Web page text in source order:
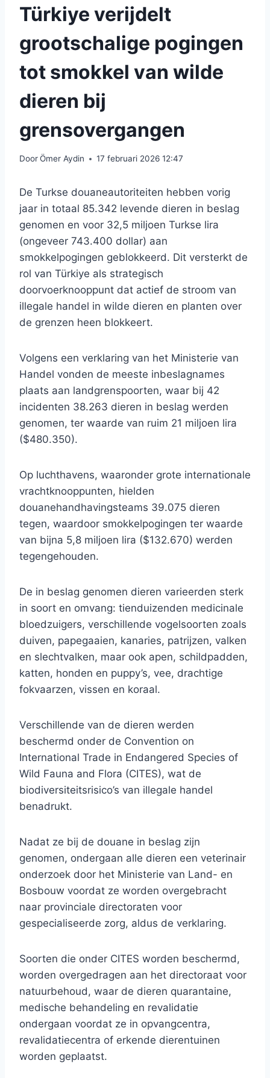
Türkiye verijdelt
grootschalige pogingen
tot smokkel van wilde
dieren bij
grensovergangen
DoorÖmer Aydin 17 februari 2026 12:47
De Turkse douaneautoriteiten hebben vorig
jaar in totaal 85.342 levende dieren in beslag
genomen en voor 32,5 miljoen Turkse lira
(ongeveer 743.400 dollar) aan
smokkelpogingen geblokkeerd. Dit versterkt de
rol van Türkiye als strategisch
doorvoerknooppunt dat actief de stroom van
illegale handel in wilde dieren en planten over
de grenzen heen blokkeert.
Volgens een verklaring van het Ministerie van
Handel vonden de meeste inbeslagnames
plaats aan landgrenspoorten, waar bij 42
incidenten 38.263 dieren in beslag werden
genomen, ter waarde van ruim 21 miljoen lira
($480.350).
Op luchthavens, waaronder grote internationale
vrachtknooppunten, hielden
douanehandhavingsteams 39.075 dieren
tegen, waardoor smokkelpogingen ter waarde
van bijna 5,8 miljoen lira ($132.670) werden
tegengehouden.
De in beslag genomen dieren varieerden sterk
in soort en omvang: tienduizenden medicinale
bloedzuigers, verschillende vogelsoorten zoals
duiven, papegaaien, kanaries, patrijzen, valken
en slechtvalken, maar ook apen, schildpadden,
katten, honden en puppy’s, vee, drachtige
fokvaarzen, vissen en koraal.
Verschillende van de dieren werden
beschermd onder de Convention on
International Trade in Endangered Species of
Wild Fauna and Flora (CITES), wat de
biodiversiteitsrisico’s van illegale handel
benadrukt.
Nadat ze bij de douane in beslag zijn
genomen, ondergaan alle dieren een veterinair
onderzoek door het Ministerie van Land- en
Bosbouw voordat ze worden overgebracht
naar provinciale directoraten voor
gespecialiseerde zorg, aldus de verklaring.
Soorten die onder CITES worden beschermd,
worden overgedragen aan het directoraat voor
natuurbehoud, waar de dieren quarantaine,
medische behandeling en revalidatie
ondergaan voordat ze in opvangcentra,
revalidatiecentra of erkende dierentuinen
worden geplaatst.